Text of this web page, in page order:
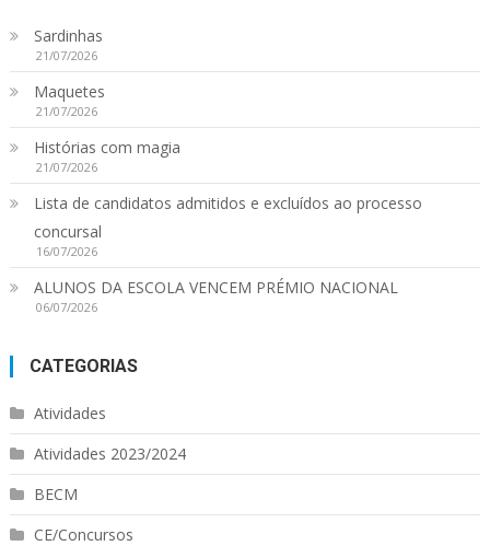
Sardinhas
21/07/2026
Maquetes
21/07/2026
Histórias com magia
21/07/2026
Lista de candidatos admitidos e excluídos ao processo
concursal
16/07/2026
ALUNOS DA ESCOLA VENCEM PRÉMIO NACIONAL
06/07/2026
CATEGORIAS
Atividades
Atividades 2023/2024
BECM
CE/Concursos